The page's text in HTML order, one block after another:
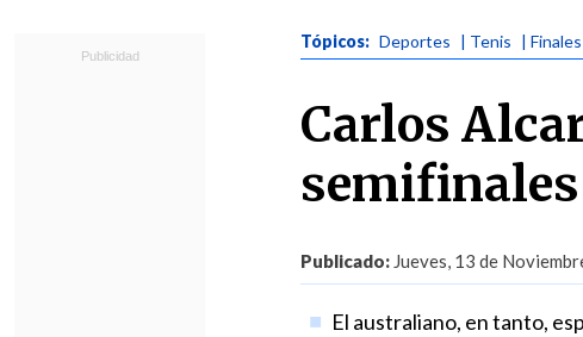
Tópicos: Deportes | Tenis |
Carlos
semifinales
Publicado: Jueves, 13 de
El australiano, en tanto,